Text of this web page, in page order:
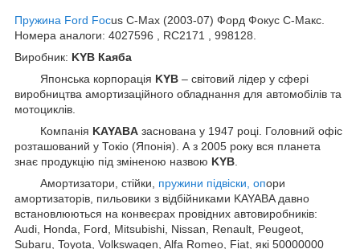
Пружина Ford Focus C-Max (2003-07) Форд Фокус С-Макс.
Номера аналоги: 4027596 , RC2171 , 998128.
Виробник: KYB Каяба
Японська корпорація KYB – світовий лідер у сфері
виробництва амортизаційного обладнання для автомобілів та
мотоциклів.
Компанія KAYABA заснована у 1947 році. Головний офіс
розташований у Токіо (Японія). А з 2005 року вся планета
знає продукцію під зміненою назвою KYB
Амортизатори, стійки, пружини підвіски, опори
амортизаторів, пильовики з відбійниками KAYABA давно
встановлюються на конвеєрах провідних автовиробників:
Audi, Honda, Ford, Mitsubishi, Nissan, Renault, Peugeot,
Subaru, Toyota, Volkswagen, Alfa Romeo, Fiat, які 50000000